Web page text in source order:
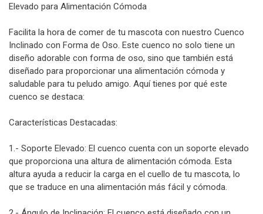
Elevado para Alimentación Cómoda
Facilita la hora de comer de tu mascota con nuestro Cuenco
Inclinado con Forma de Oso. Este cuenco no solo tiene un
diseño adorable con forma de oso, sino que también está
diseñado para proporcionar una alimentación cómoda y
saludable para tu peludo amigo. Aquí tienes por qué este
cuenco se destaca:
Características Destacadas:
1.- Soporte Elevado: El cuenco cuenta con un soporte elevado
que proporciona una altura de alimentación cómoda. Esta
altura ayuda a reducir la carga en el cuello de tu mascota, lo
que se traduce en una alimentación más fácil y cómoda.